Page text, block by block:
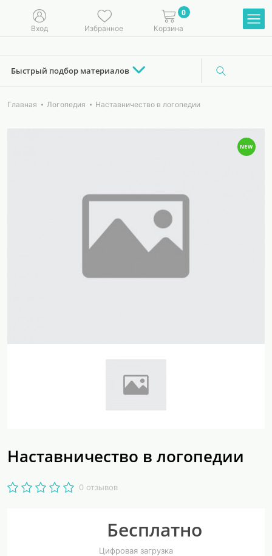
Вход Избранное
0
Корзина
Быстрый подбор материалов
Главная Логопедия Наставничество в логопедии
Наставничество в логопедии
0 отзывов
Бесплатно
Цифровая загрузка